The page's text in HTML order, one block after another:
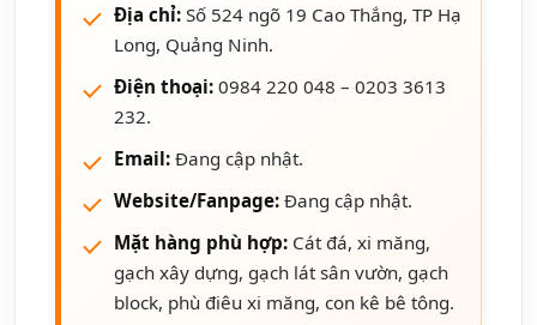
Địa chỉ: Số 524 ngõ 19 Cao Thắng, TP Hạ
Long, Quảng Ninh.
Điện thoại: 0984 220 048 – 0203 3613
232.
Email: Đang cập nhật.
Website/Fanpage: Đang cập nhật.
Mặt hàng phù hợp: Cát đá, xi măng,
gạch xây dựng, gạch lát sân vườn, gạch
block, phù điêu xi măng, con kê bê tông.